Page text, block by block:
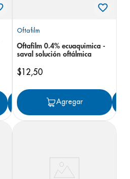
Agregar
Oftafilm
Oftafilm 0.4% ecuaquimica -
saval solución oftálmica
$12,50
Agregar